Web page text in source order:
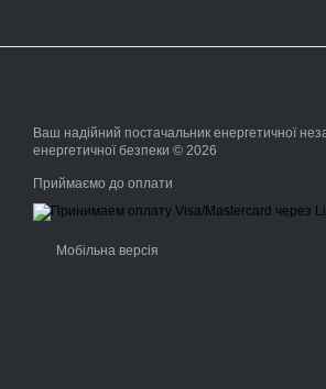
Ваш надійний постачальник енергетичної
енергетичної безпеки © 2026
Приймаємо до оплати
Мобільна версія